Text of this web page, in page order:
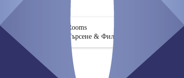
Rooms
Търсене & Филтър